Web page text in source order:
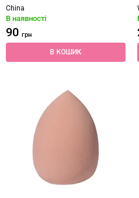
China
В наявності
90 грн
В КОШИК